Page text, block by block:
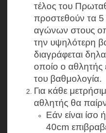
τέλος του
προστεθούν τα
αγώνων στους
την υψηλότερη
διαγράφεται
οποίο ο αθλητής
του βαθμολογία.
Για κάθε
αθλητής θα
Εάν είναι ίσο
40cm